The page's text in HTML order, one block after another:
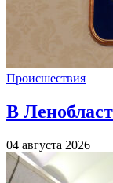
Происшествия
В
04 августа 2026